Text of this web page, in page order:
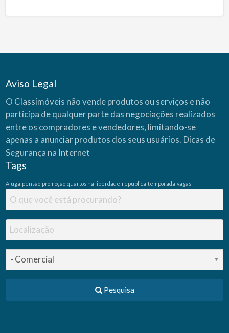
Aviso Legal
O Classimóveis não vende produtos ou serviços e não
participa de qualquer parte das negociações realizados
entre os compradores e vendedores, limitando-se
apenas a anunciar produtos dos seus usuários. Dicas de
Segurança na Internet
Tags
Aluga pensao promoção quartos na liberdade republica temporada vagas
Pesquisa